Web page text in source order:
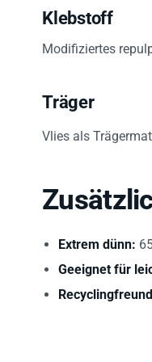
Klebstoff
Modifiziertes
Träger
Vlies als
Extrem dünn:
Geeignet für